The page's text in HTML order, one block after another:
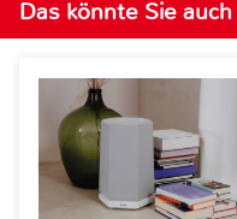
Das könnte Sie